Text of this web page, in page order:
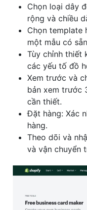
Chọn loại dây
rộng và chiều
Chọn template
một mẫu có
Tùy chỉnh thiết
các yếu tố đồ
Xem trước và
bản xem trước
cần thiết.
Đặt hàng: Xác
hàng.
Theo dõi và
và vận chuyển